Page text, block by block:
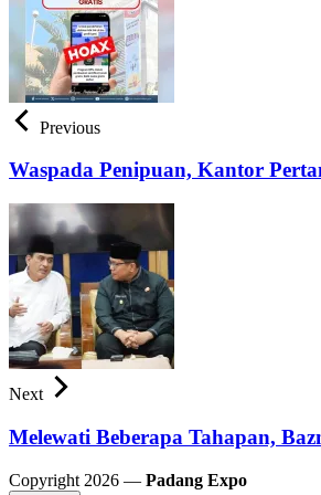
Previous
Waspada Penipuan, Kantor
Next
Melewati Beberapa Tahapan,
Copyright 2026 — Padang Expo